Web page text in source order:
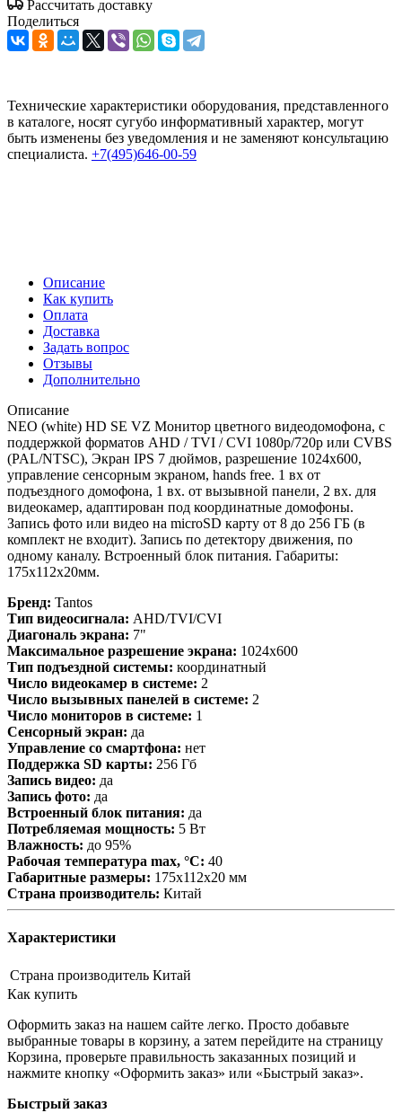
Рассчитать доставку
Поделиться
Технические характеристики оборудования, представленного
в каталоге, носят сугубо информативный характер, могут
быть изменены без уведомления и не заменяют консультацию
специалиста. +7(495)646-00-59
Описание
Как купить
Оплата
Доставка
Задать вопрос
Отзывы
Дополнительно
Описание
NEO (white) HD SE VZ Монитор цветного видеодомофона, с
поддержкой форматов AHD / TVI / CVI 1080р/720p или CVBS
(PAL/NTSC), Экран IPS 7 дюймов, разрешение 1024х600,
управление сенсорным экраном, hands free. 1 вх от
подъездного домофона, 1 вх. от вызывной панели, 2 вх. для
видеокамер, адаптирован под координатные домофоны.
Запись фото или видео на microSD карту от 8 до 256 ГБ (в
комплект не входит). Запись по детектору движения, по
одному каналу. Встроенный блок питания. Габариты:
175x112x20мм.
Бренд: Tantos
Тип видеосигнала: AHD/TVI/CVI
Диагональ экрана: 7"
Максимальное разрешение экрана: 1024x600
Тип подъездной системы: координатный
Число видеокамер в системе: 2
Число вызывных панелей в системе: 2
Число мониторов в системе: 1
Сенсорный экран: да
Управление со смартфона: нет
Поддержка SD карты: 256 Гб
Запись видео: да
Запись фото: да
Встроенный блок питания: да
Потребляемая мощность: 5 Вт
Влажность: до 95%
Рабочая температура max, °С: 40
Габаритные размеры: 175x112x20 мм
Страна производитель: Китай
Характеристики
Страна производитель Китай
Как купить
Оформить заказ на нашем сайте легко. Просто добавьте
выбранные товары в корзину, а затем перейдите на страницу
Корзина, проверьте правильность заказанных позиций и
нажмите кнопку «Оформить заказ» или «Быстрый заказ».
Быстрый заказ